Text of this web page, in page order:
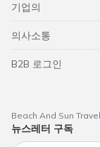
기업의
의사소통
B2B 로그인
Beach And Sun
뉴스레터 구독